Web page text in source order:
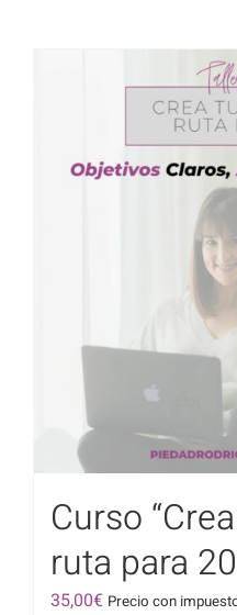
Curso
ruta para
35,00€ Precio con